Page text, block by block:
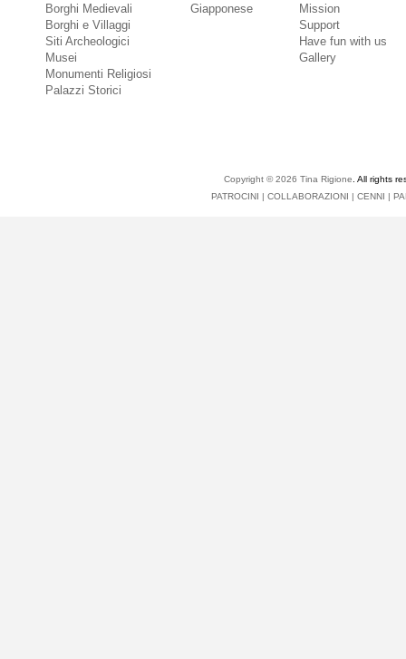
Borghi Medievali
Borghi e Villaggi
Siti Archeologici
Musei
Monumenti Religiosi
Palazzi Storici
Giapponese
Mission
Support
Have fun with us
Gallery
Copyright © 2026 Tina Rigione . All rights
PATROCINI | COLLABORAZIONI | CENNI |